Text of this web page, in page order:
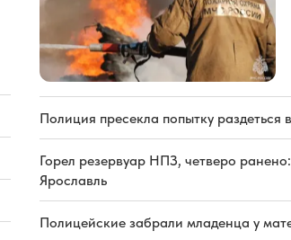
Полиция пресекла попытку раздеться
Горел резервуар НПЗ, четверо
Ярославль
Полицейские забрали младенца у